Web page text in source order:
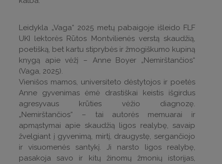
Leidykla „Vaga“ 2025 metų pabaigoje išleido FLF
UKI lektorės Rūtos Montvilienės verstą skaudžią,
poetišką, bet kartu stiprybės ir žmogiškumo kupiną
knygą apie vėžį – Anne Boyer „Nemirštančios“
(Vaga, 2025).
Vienišos mamos, universiteto dėstytojos ir poetės
Anne gyvenimas ėmė drastiškai keistis išgirdus
agresyvaus krūties vėžio diagnozę.
„Nemirštančios“ – tai autorės memuarai ir
apmąstymai apie skaudžią ligos realybę, savaip
žvelgiant į gyvenimą, mirtį, draugystę, sergančiojo
ir visuomenės santykį. Ji narsto ligos realybę,
pasakoja savo ir kitų žinomų žmonių istorijas,